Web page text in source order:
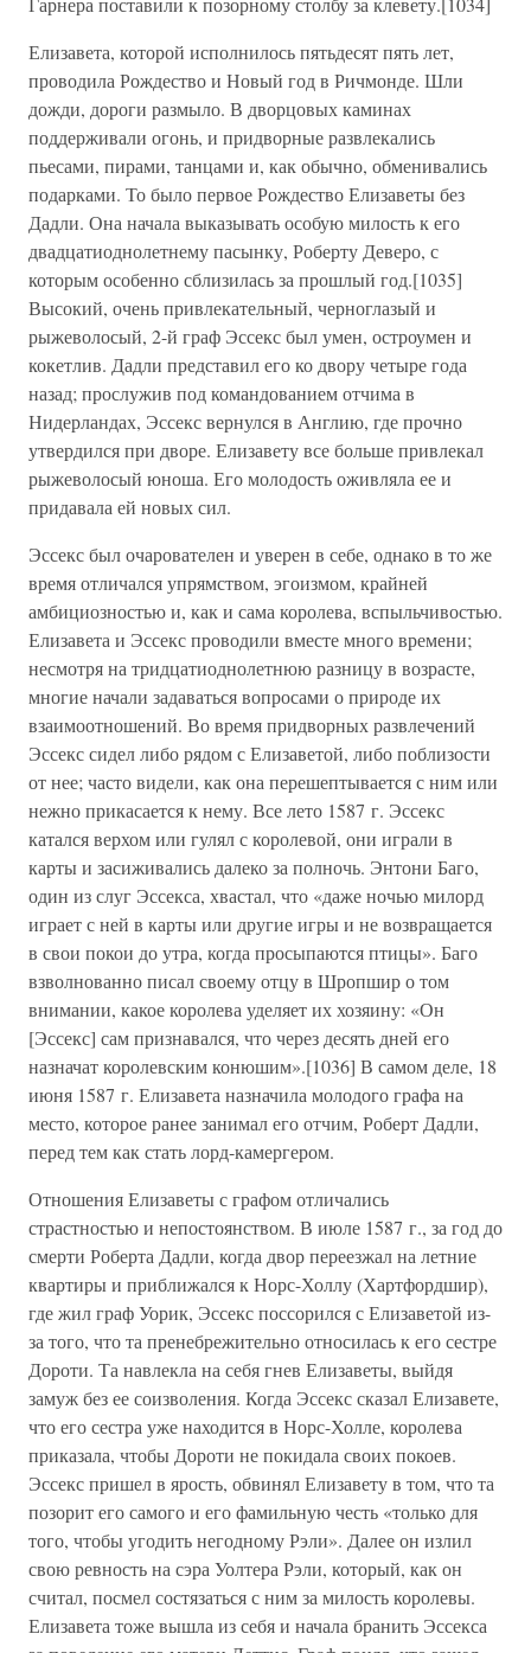
Елизавета, которой исполнилось пятьдесят пять лет,
проводила Рождество и Новый год в Ричмонде. Шли
дожди, дороги размыло. В дворцовых каминах
поддерживали огонь, и придворные развлекались
пьесами, пирами, танцами и, как обычно, обменивались
подарками. То было первое Рождество Елизаветы без
Дадли. Она начала выказывать особую милость к его
двадцатиоднолетнему пасынку, Роберту Деверо, с
которым особенно сблизилась за прошлый год.[1035]
Высокий, очень привлекательный, черноглазый и
рыжеволосый, 2-й граф Эссекс был умен, остроумен и
кокетлив. Дадли представил его ко двору четыре года
назад; прослужив под командованием отчима в
Нидерландах, Эссекс вернулся в Англию, где прочно
утвердился при дворе. Елизавету все больше привлекал
рыжеволосый юноша. Его молодость оживляла ее и
придавала ей новых сил.
Эссекс был очарователен и уверен в себе, однако в то же
время отличался упрямством, эгоизмом, крайней
амбициозностью и, как и сама королева, вспыльчивостью.
Елизавета и Эссекс проводили вместе много времени;
несмотря на тридцатиоднолетнюю разницу в возрасте,
многие начали задаваться вопросами о природе их
взаимоотношений. Во время придворных развлечений
Эссекс сидел либо рядом с Елизаветой, либо поблизости
от нее; часто видели, как она перешептывается с ним или
нежно прикасается к нему. Все лето 1587 г. Эссекс
катался верхом или гулял с королевой, они играли в
карты и засиживались далеко за полночь. Энтони Баго,
один из слуг Эссекса, хвастал, что «даже ночью милорд
играет с ней в карты или другие игры и не возвращается
в свои покои до утра, когда просыпаются птицы». Баго
взволнованно писал своему отцу в Шропшир о том
внимании, какое королева уделяет их хозяину: «Он
[Эссекс] сам признавался, что через десять дней его
назначат королевским конюшим».[1036] В самом деле, 18
июня 1587 г. Елизавета назначила молодого графа на
место, которое ранее занимал его отчим, Роберт Дадли,
перед тем как стать лорд-камергером.
Отношения Елизаветы с графом отличались
страстностью и непостоянством. В июле 1587 г., за год до
смерти Роберта Дадли, когда двор переезжал на летние
квартиры и приближался к Норс-Холлу (Хартфордшир),
где жил граф Уорик, Эссекс поссорился с Елизаветой из-
за того, что та пренебрежительно относилась к его сестре
Дороти. Та навлекла на себя гнев Елизаветы, выйдя
замуж без ее соизволения. Когда Эссекс сказал Елизавете,
что его сестра уже находится в Норс-Холле, королева
приказала, чтобы Дороти не покидала своих покоев.
Эссекс пришел в ярость, обвинял Елизавету в том, что та
позорит его самого и его фамильную честь «только для
того, чтобы угодить негодному Рэли». Далее он излил
свою ревность на сэра Уолтера Рэли, который, как он
считал, посмел состязаться с ним за милость королевы.
Елизавета тоже вышла из себя и начала бранить Эссекса